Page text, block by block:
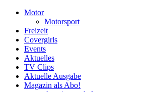
Motor
Motorsport
Freizeit
Covergirls
Events
Aktuelles
TV Clips
Aktuelle Ausgabe
Magazin als Abo!